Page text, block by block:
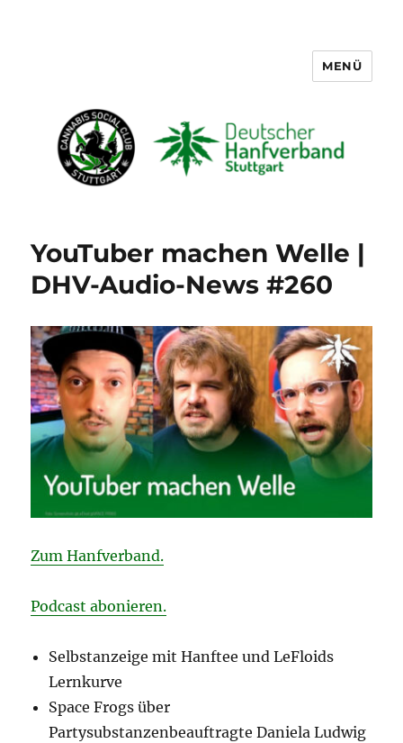
Cannabis Social Club Stuttgart
MENÜ
YouTuber machen Welle |
DHV-Audio-News #260
Zum Hanfverband.
Podcast abonieren.
Selbstanzeige mit Hanftee und LeFloids
Lernkurve
Space Frogs über
Partysubstanzenbeauftragte Daniela Ludwig